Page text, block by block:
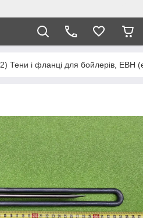
2) Тени і фланці для бойлерів, ЕВН